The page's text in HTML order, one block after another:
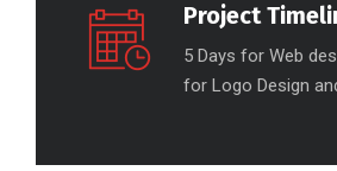
Project
5 Days for Web
for Logo Design